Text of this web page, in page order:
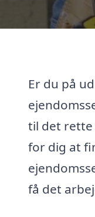
Er du på
til det rette
for dig at
få det